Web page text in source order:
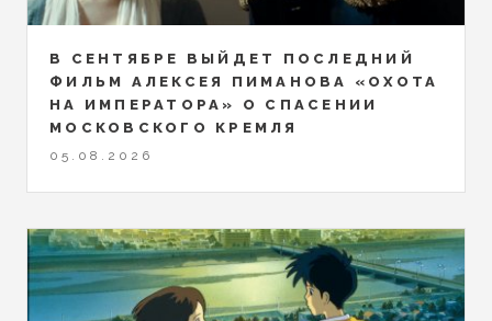
В СЕНТЯБРЕ ВЫЙДЕТ ПОСЛЕДНИЙ
ФИЛЬМ АЛЕКСЕЯ ПИМАНОВА «ОХОТА
НА ИМПЕРАТОРА» О СПАСЕНИИ
МОСКОВСКОГО КРЕМЛЯ
05.08.2026